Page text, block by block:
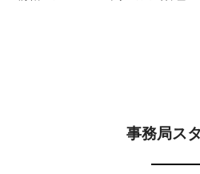
事務局ス